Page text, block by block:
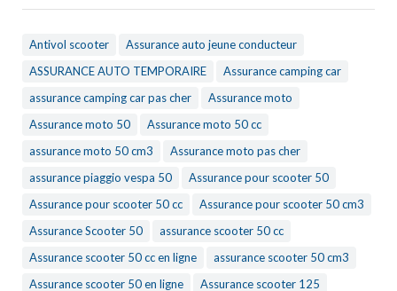
Antivol scooter
Assurance auto jeune conducteur
ASSURANCE AUTO TEMPORAIRE
Assurance camping car
assurance camping car pas cher
Assurance moto
Assurance moto 50
Assurance moto 50 cc
assurance moto 50 cm3
Assurance moto pas cher
assurance piaggio vespa 50
Assurance pour scooter 50
Assurance pour scooter 50 cc
Assurance pour scooter 50 cm3
Assurance Scooter 50
assurance scooter 50 cc
Assurance scooter 50 cc en ligne
assurance scooter 50 cm3
Assurance scooter 50 en ligne
Assurance scooter 125